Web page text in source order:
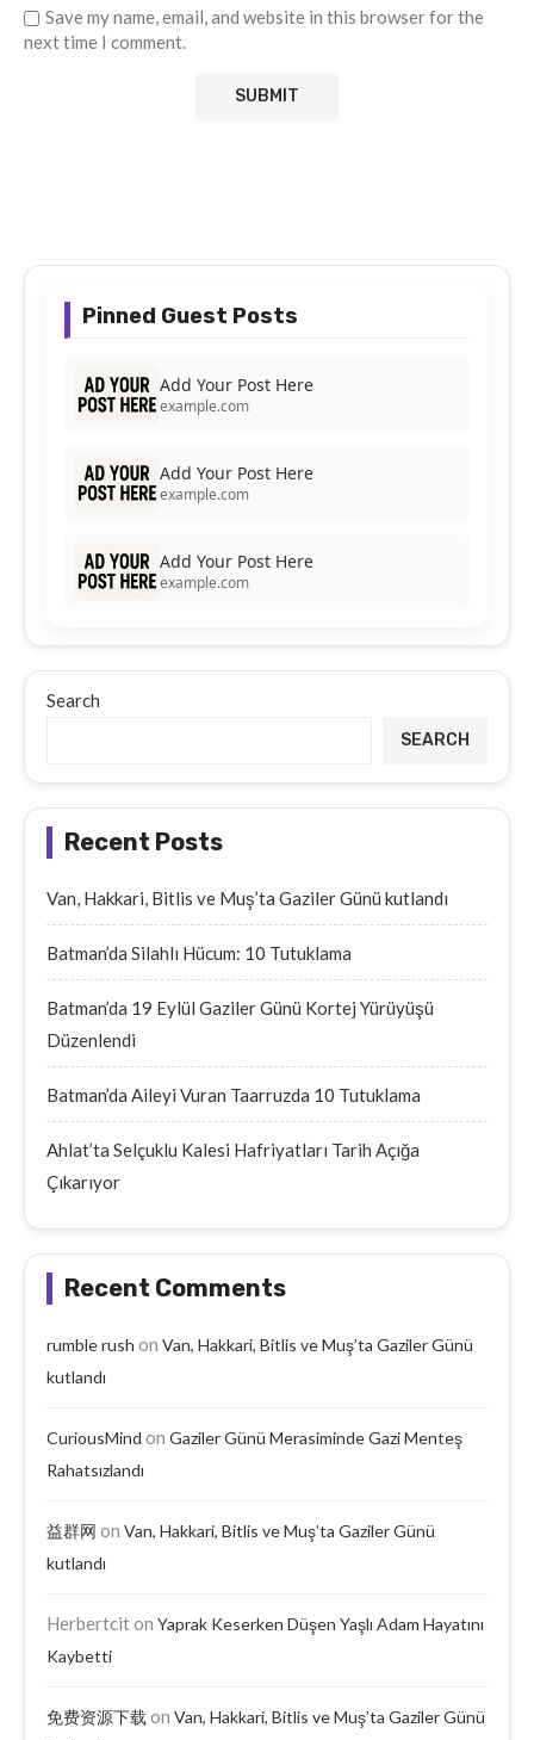
Save my name, email, and website in this browser for the
next time I comment.
Pinned Guest Posts
Add Your Post Here
example.com
Add Your Post Here
example.com
Add Your Post Here
example.com
Search
SEARCH
Recent Posts
Van, Hakkari, Bitlis ve Muş’ta Gaziler Günü kutlandı
Batman’da Silahlı Hücum: 10 Tutuklama
Batman’da 19 Eylül Gaziler Günü Kortej Yürüyüşü
Düzenlendi
Batman’da Aileyi Vuran Taarruzda 10 Tutuklama
Ahlat’ta Selçuklu Kalesi Hafriyatları Tarih Açığa
Çıkarıyor
Recent Comments
rumble rush on Van, Hakkari, Bitlis ve Muş’ta Gaziler Günü
kutlandı
CuriousMind on Gaziler Günü Merasiminde Gazi Menteş
Rahatsızlandı
益群网 on Van, Hakkari, Bitlis ve Muş’ta Gaziler Günü
kutlandı
Herbertciton Yaprak Keserken Düşen Yaşlı Adam Hayatını
Kaybetti
免费资源下载 on Van, Hakkari, Bitlis ve Muş’ta Gaziler Günü